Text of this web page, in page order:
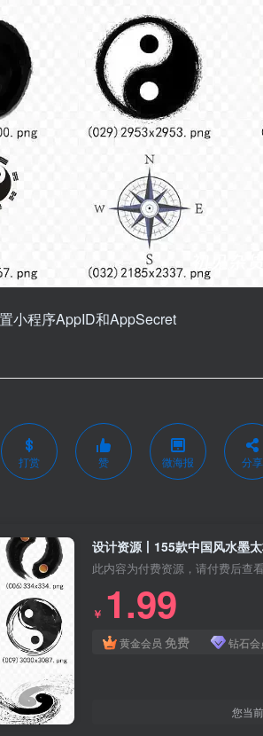
小程序AppID和AppSecret
打赏 赞 微海报 分享
设计资源丨155款中国风水墨
此内容为付费资源，请付费后查
￥ 1.99
黄金会员 免费 钻石会
您当